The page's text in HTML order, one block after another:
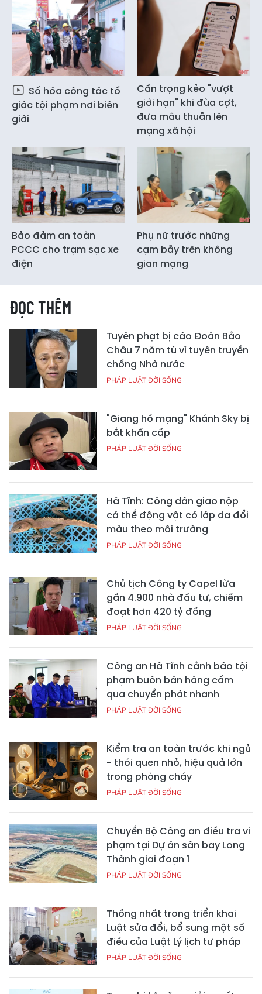
Số hóa công tác tố
giác tội phạm nơi biên
giới
Cẩn trọng kẻo "vượt
giới hạn" khi đùa cợt,
đưa mâu thuẫn lên
mạng xã hội
Bảo đảm an toàn
PCCC cho trạm sạc xe
điện
Phụ nữ trước những
cạm bẫy trên không
gian mạng
ĐỌC THÊM
Tuyên phạt bị cáo Đoàn Bảo
Châu 7 năm tù vì tuyên truyền
chống Nhà nước
PHÁP LUẬT ĐỜI SỐNG
"Giang hồ mạng" Khánh Sky bị
bắt khẩn cấp
PHÁP LUẬT ĐỜI SỐNG
Hà Tĩnh: Công dân giao nộp
cá thể động vật có lớp da đổi
màu theo môi trường
PHÁP LUẬT ĐỜI SỐNG
Chủ tịch Công ty Capel lừa
gần 4.900 nhà đầu tư, chiếm
đoạt hơn 420 tỷ đồng
PHÁP LUẬT ĐỜI SỐNG
Công an Hà Tĩnh cảnh báo tội
phạm buôn bán hàng cấm
qua chuyển phát nhanh
PHÁP LUẬT ĐỜI SỐNG
Kiểm tra an toàn trước khi ngủ
- thói quen nhỏ, hiệu quả lớn
trong phòng cháy
PHÁP LUẬT ĐỜI SỐNG
Chuyển Bộ Công an điều tra vi
phạm tại Dự án sân bay Long
Thành giai đoạn 1
PHÁP LUẬT ĐỜI SỐNG
Thống nhất trong triển khai
Luật sửa đổi, bổ sung một số
điều của Luật Lý lịch tư pháp
PHÁP LUẬT ĐỜI SỐNG